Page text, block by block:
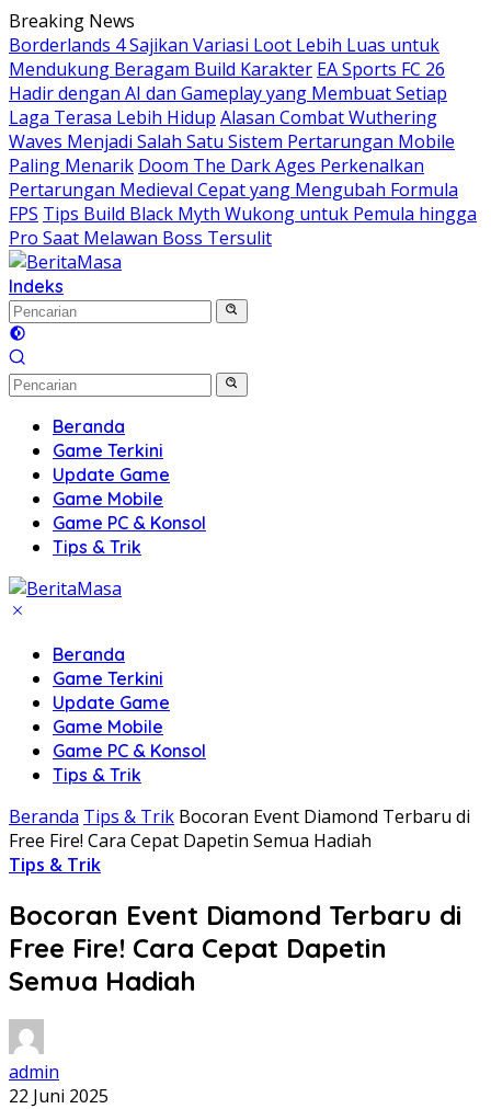
Langsung
ke
konten
Breaking News
Borderlands 4 Sajikan Variasi Loot Lebih Luas untuk
Mendukung Beragam Build Karakter EA Sports FC 26
Hadir dengan AI dan Gameplay yang Membuat Setiap
Laga Terasa Lebih Hidup Alasan Combat Wuthering
Waves Menjadi Salah Satu Sistem Pertarungan Mobile
Paling Menarik Doom The Dark Ages Perkenalkan
Pertarungan Medieval Cepat yang Mengubah Formula
FPS Tips Build Black Myth Wukong untuk Pemula hingga
Pro Saat Melawan Boss Tersulit
Indeks
Beranda
Game Terkini
Update Game
Game Mobile
Game PC & Konsol
Tips & Trik
Beranda
Game Terkini
Update Game
Game Mobile
Game PC & Konsol
Tips & Trik
Beranda Tips & Trik Bocoran Event Diamond Terbaru di
Free Fire! Cara Cepat Dapetin Semua Hadiah
Tips & Trik
Bocoran Event Diamond Terbaru di
Free Fire! Cara Cepat Dapetin
Semua Hadiah
admin
22 Juni 2025